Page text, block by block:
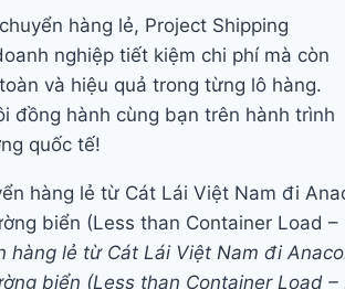
hàng lẻ, Project Shipping
nghiệp tiết kiệm chi phí mà còn
và hiệu quả trong từng lô hàng.
đồng hành cùng bạn trên hành trình
quốc tế!
hàng lẻ từ Cát Lái Việt Nam đi
biển (Less than Container Load –